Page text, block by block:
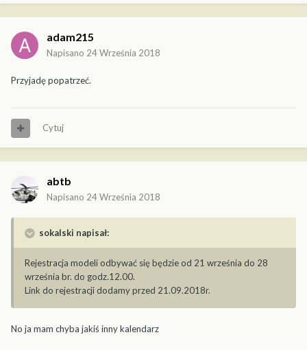
adam215
Napisano 24 Września 2018
Przyjadę popatrzeć.
Cytuj
abtb
Napisano 24 Września 2018
sokalski napisał:
Rejestracja modeli odbywać się będzie od 21 września do 28
września br. do godz.12.00.
Link do rejestracji dodamy przed 21.09.2018r.
No ja mam chyba jakiś inny kalendarz